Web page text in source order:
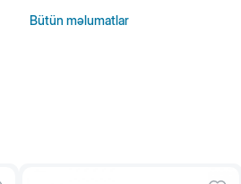
Bütün məlumatlar